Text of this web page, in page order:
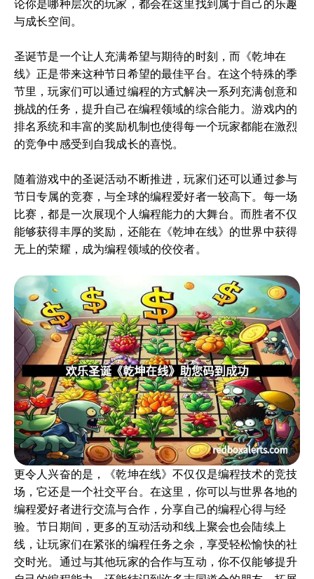
论你是哪种层次的玩家，都会在这里找到属于自己的乐趣
与成长空间。
圣诞节是一个让人充满希望与期待的时刻，而《乾坤在
线》正是带来这种节日希望的最佳平台。在这个特殊的季
节里，玩家们可以通过编程的方式解决一系列充满创意和
挑战的任务，提升自己在编程领域的综合能力。游戏内的
排名系统和丰富的奖励机制也使得每一个玩家都能在激烈
的竞争中感受到自我成长的喜悦。
随着游戏中的圣诞活动不断推进，玩家们还可以通过参与
节日专属的竞赛，与全球的编程爱好者一较高下。每一场
比赛，都是一次展现个人编程能力的大舞台。而胜者不仅
能够获得丰厚的奖励，还能在《乾坤在线》的世界中获得
无上的荣耀，成为编程领域的佼佼者。
更令人兴奋的是，《乾坤在线》不仅仅是编程技术的竞技
场，它还是一个社交平台。在这里，你可以与世界各地的
编程爱好者进行交流与合作，分享自己的编程心得与经
验。节日期间，更多的互动活动和线上聚会也会陆续上
线，让玩家们在紧张的编程任务之余，享受轻松愉快的社
交时光。通过与其他玩家的合作与互动，你不仅能够提升